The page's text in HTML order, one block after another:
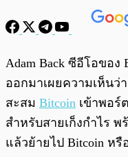
พร้อมเล่น
Adam Back ซีอีโอของ
ออกมาเผยความเห็นว่
สะสม Bitcoin เข้าพอร์
สำหรับสายเก็งกำไร พ
แล้วย้ายไป Bitcoin หรื